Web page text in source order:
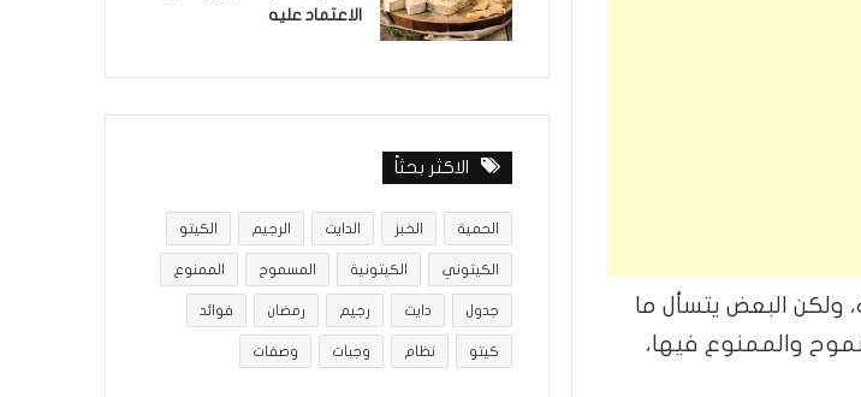
ولكن البعض يتسأل ما
والممنوع فيها،
الاعتماد عليه
الاكثر بحثاً
الحمية الخبز الدايت الرجيم الكيتو
الكيتوني الكيتونية المسموح الممنوع
جدول دايت رجيم رمضان فوائد
كيتو نظام وجبات وصفات